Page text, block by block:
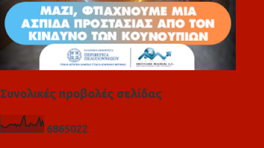
Συνολικές προβολές σελίδας
6865022